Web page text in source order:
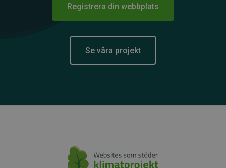
Registrera din webbplats
Se våra projekt